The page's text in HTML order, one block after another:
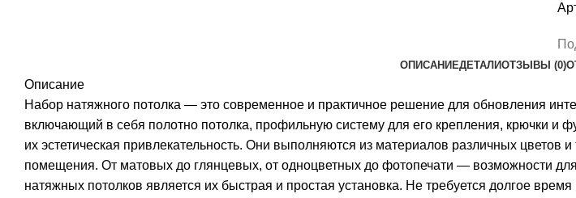
х
ОПИСАНИЕДЕТАЛИОТЗЫВЫ (0)
Описание
Набор натяжного потолка — это современное и практичное решение для обновления
включающий в себя полотно потолка, профильную систему для его крепления, крючки и
их эстетическая привлекательность. Они выполняются из материалов различных цветов
помещения. От матовых до глянцевых, от одноцветных до фотопечати — возможности
натяжных потолков является их быстрая и простая установка. Не требуется долгое